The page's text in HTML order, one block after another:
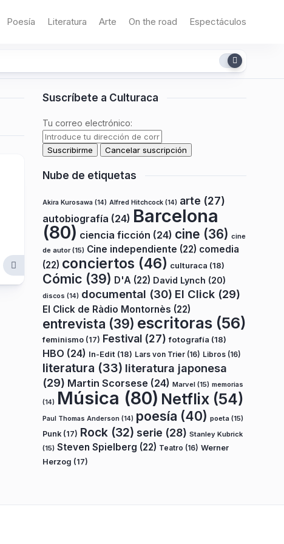
Poesía Literatura Arte On the road Espectáculos
Suscríbete a Culturaca
Tu correo electrónico:
Nube de etiquetas
Akira Kurosawa (14) Alfred Hitchcock (14) arte (27)
autobiografía (24) Barcelona
(80) ciencia ficción (24) cine (36) cine
de autor(15) Cine independiente (22) comedia
(22) conciertos (46) culturaca (18)
Cómic (39) D'A (22) David Lynch (20)
discos (14) documental (30) El Click (29)
El Click de Ràdio Montornès (22)
entrevista (39) escritoras (56)
feminismo (17) Festival (27) fotografía (18)
HBO (24) In-Edit (18) Lars von Trier (16) Libros (16)
literatura (33) literatura japonesa
(29) Martin Scorsese (24) Marvel (15) memorias
(14) Música (80) Netflix (54)
Paul Thomas Anderson (14) poesía (40) poeta (15)
Punk (17) Rock (32) serie (28) Stanley Kubrick
(15) Steven Spielberg (22) Teatro (16) Werner
Herzog (17)